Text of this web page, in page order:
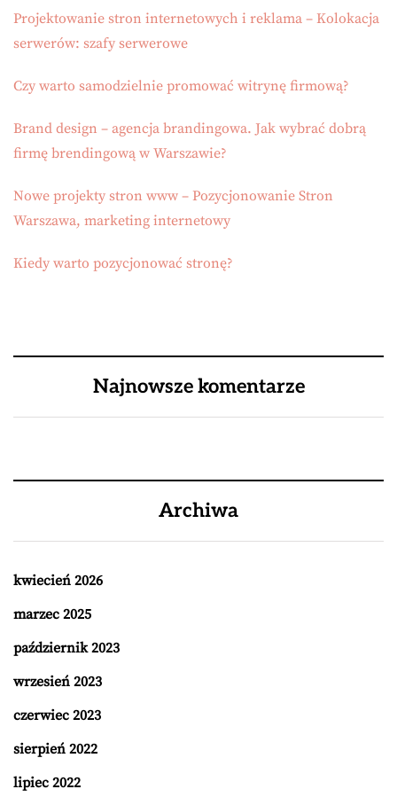
Projektowanie stron internetowych i reklama – Kolokacja
serwerów: szafy serwerowe
Czy warto samodzielnie promować witrynę firmową?
Brand design – agencja brandingowa. Jak wybrać dobrą
firmę brendingową w Warszawie?
Nowe projekty stron www – Pozycjonowanie Stron
Warszawa, marketing internetowy
Kiedy warto pozycjonować stronę?
Najnowsze komentarze
Archiwa
kwiecień 2026
marzec 2025
październik 2023
wrzesień 2023
czerwiec 2023
sierpień 2022
lipiec 2022